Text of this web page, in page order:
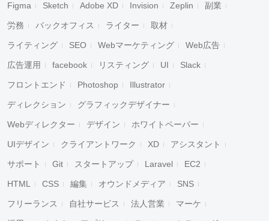
Figma Sketch Adobe XD Invision Zeplin 副業
労務 バックオフィス ライター 取材
ライティング SEO Webマーケティング Web広告
広告運用 facebook リスティング UI Slack
フロントエンド Photoshop Illustrator
ディレクション グラフィックデザイナー
Webディレクター デザイン ホワイトペーパー
UIデザイン クライアントワーク XD アシスタント
サポート Git スタートアップ Laravel EC2
HTML CSS 編集 オウンドメディア SNS
フリーランス 自社サービス 法人営業 マーケ